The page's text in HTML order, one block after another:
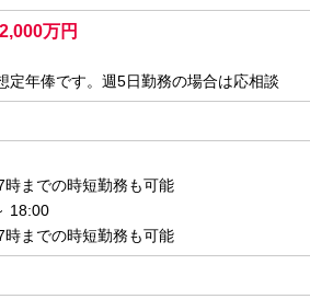
万円
定年俸です。週5日勤務の場合は応相談
までの時短勤務も可能
18:00
までの時短勤務も可能